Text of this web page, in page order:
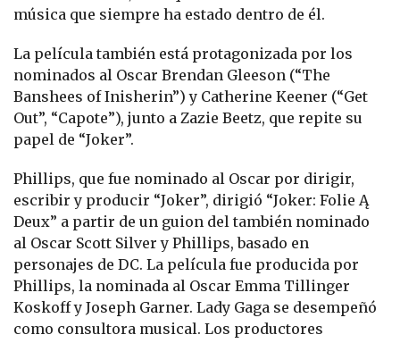
música que siempre ha estado dentro de él.
La película también está protagonizada por los
nominados al Oscar Brendan Gleeson (“The
Banshees of Inisherin”) y Catherine Keener (“Get
Out”, “Capote”), junto a Zazie Beetz, que repite su
papel de “Joker”.
Phillips, que fue nominado al Oscar por dirigir,
escribir y producir “Joker”, dirigió “Joker: Folie Ą
Deux” a partir de un guion del también nominado
al Oscar Scott Silver y Phillips, basado en
personajes de DC. La película fue producida por
Phillips, la nominada al Oscar Emma Tillinger
Koskoff y Joseph Garner. Lady Gaga se desempeñó
como consultora musical. Los productores